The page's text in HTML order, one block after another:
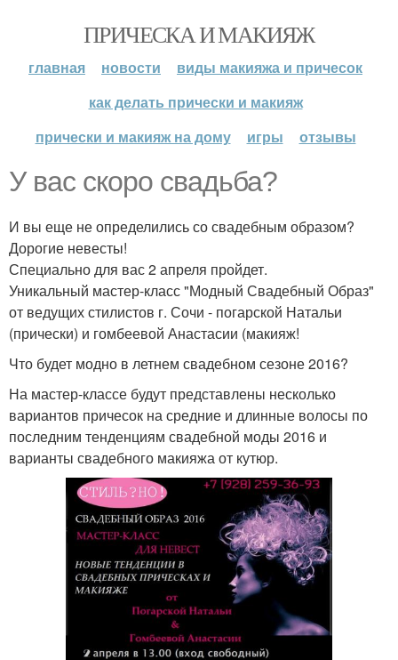
ПРИЧЕСКА И МАКИЯЖ
главная новости
виды макияжа и причесок
как делать прически и макияж
прически и макияж на дому
игры отзывы
У вас скоро свадьба?
И вы еще не определились со свадебным образом?
Дорогие невесты!
Специально для вас 2 апреля пройдет.
Уникальный мастер-класс "Модный Свадебный Образ"
от ведущих стилистов г. Сочи - погарской Натальи
(прически) и гомбеевой Анастасии (макияж!
Что будет модно в летнем свадебном сезоне 2016?
На мастер-классе будут представлены несколько
вариантов причесок на средние и длинные волосы по
последним тенденциям свадебной моды 2016 и
варианты свадебного макияжа от кутюр.